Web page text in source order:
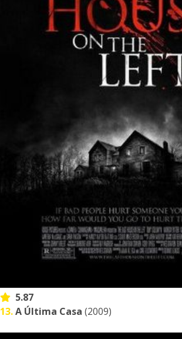
5.87
13.A Última Casa (2009)